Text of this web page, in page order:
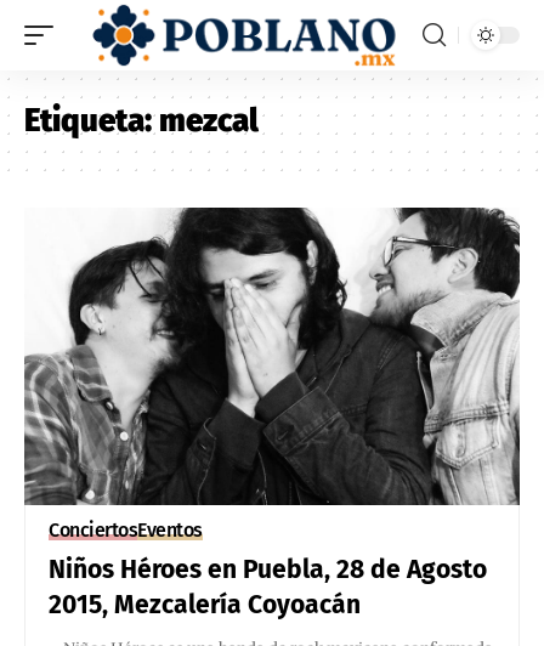
Etiqueta:mezcal
ConciertosEventos
Niños Héroes en Puebla, 28 de Agosto
2015, Mezcalería Coyoacán